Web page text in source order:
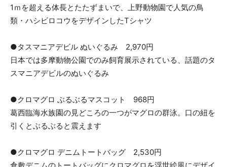
1ｍを超える体長とたたずまいで、上野動物園で人気の鳥
類・ハシビロコウをデザインしたTシャツ
●タスマニアデビル ぬいぐるみ 2,970円
日本では多摩動物公園でのみ飼育展示されている、話題のタ
スマニアデビルのぬいぐるみ
●クロマグロ ぶるぶるマスコット 968円
葛西臨海水族園の見どころの一つがマグロの群泳。口の紐を
引くとぶるぶると震えます
●クロマグロ デニムトートバッグ 2,530円